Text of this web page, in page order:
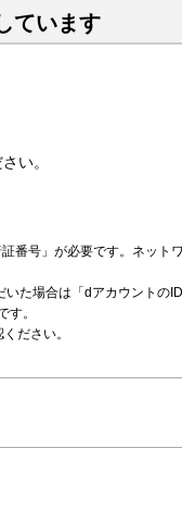
ています
い。
番号」が必要です。ネット
た場合は「dアカウントの
す。
ださい。